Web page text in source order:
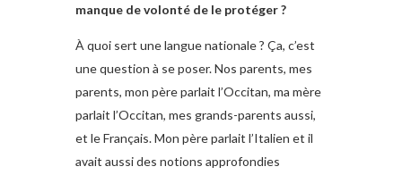
manque de volonté de le protéger ?
À quoi sert une langue nationale ? Ça, c’est
une question à se poser. Nos parents, mes
parents, mon père parlait l’Occitan, ma mère
parlait l’Occitan, mes grands-parents aussi,
et le Français. Mon père parlait l’Italien et il
avait aussi des notions approfondies